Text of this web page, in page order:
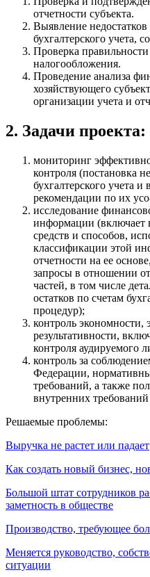
отчетности субъекта.
Выявление
бухгалтерского учета,
Проверка
налогообложения.
Проведение анализа
хозяйствующего
организации учета и
2. Задачи проекта:
мониторинг
контроля (постановка
бухгалтерского учета
рекомендации по их
исследование
информации (включает
средств и способов,
классификации этой
отчетности на ее
запросы в отношении
частей, в том числе
остатков по счетам
процедур);
контроль экономности,
результативности,
контроля аудируемого
контроль за
Федерации,
требований, а также
внутренних требований
Решаемые проблемы:
Выручка не растет или падает
Как создать новый бизнес,
Большой штат сотрудников
заметность в обществе
Производство, требующее
Меняется руководство,
ситуации